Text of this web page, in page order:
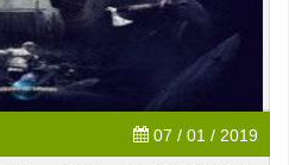
07 / 01 / 2019